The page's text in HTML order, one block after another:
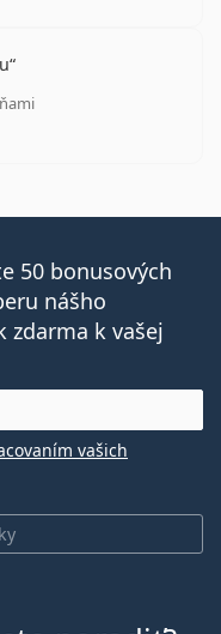
z 5
50 bonusových
nášho
zdarma k vašej
vašich